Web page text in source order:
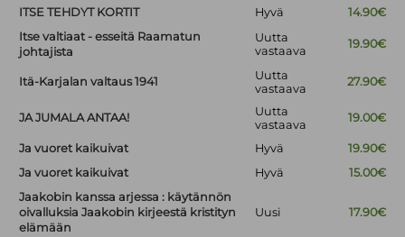
ITSE TEHDYT KORTIT
Hyvä
14.90€
Itse valtiaat - esseitä Raamatun
johtajista
Uutta
vastaava
19.90€
Itä-Karjalan valtaus 1941
Uutta
vastaava
27.90€
JA JUMALA ANTAA!
Uutta
vastaava
19.00€
Ja vuoret kaikuivat Hyvä
19.90€
Ja vuoret kaikuivat
Hyvä
15.00€
Jaakobin kanssa arjessa : käytännön
oivalluksia Jaakobin kirjeestä kristityn
elämään
Uusi 17.90€